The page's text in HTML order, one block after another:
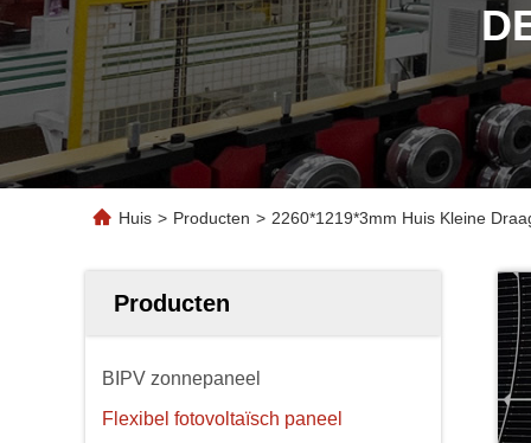
Huis > Producten > 2260*1219*3mm Huis Kleine
Producten
BIPV zonnepaneel
Flexibel fotovoltaïsch paneel